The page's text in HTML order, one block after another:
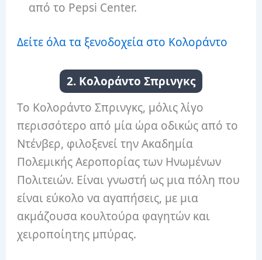
από το Pepsi Center.
Δείτε όλα τα ξενοδοχεία στο Κολοράντο
2. Κολοράντο Σπρινγκς
Το Κολοράντο Σπρινγκς, μόλις λίγο
περισσότερο από μία ώρα οδικώς από το
Ντένβερ, φιλοξενεί την Ακαδημία
Πολεμικής Αεροπορίας των Ηνωμένων
Πολιτειών. Είναι γνωστή ως μια πόλη που
είναι εύκολο να αγαπήσεις, με μια
ακμάζουσα κουλτούρα φαγητών και
χειροποίητης μπύρας.